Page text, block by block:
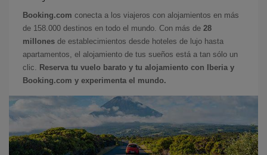
Booking.com conecta a los viajeros con alojamientos en más
de 158.000 destinos en todo el mundo. Con más de 28
millones de establecimientos desde hoteles de lujo hasta
apartamentos, el alojamiento de tus sueños está a tan sólo un
clic.
Reserva tu vuelo barato y tu alojamiento con Iberia y
Booking.com y experimenta el mundo.